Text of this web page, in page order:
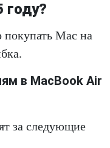
году?
Mac на
в MacBook Air
за следующие